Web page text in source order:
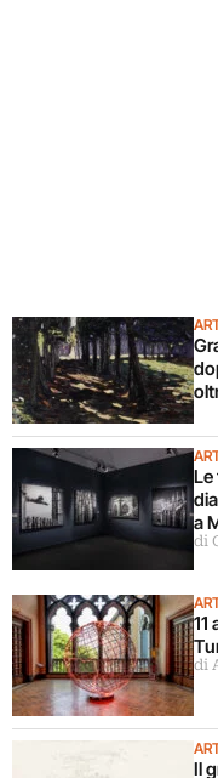
Le
a
di
11
di
Il